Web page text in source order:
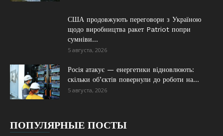
США продовжують переговори з Україною
щодо виробництва ракет Patriot попри
сумніви...
5 августа, 2026
Росія атакує — енергетики відновлюють:
скільки об’єктів повернули до роботи на...
5 августа, 2026
ПОПУЛЯРНЫЕ ПОСТЫ